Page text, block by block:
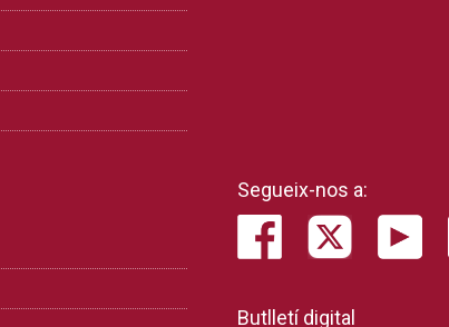
Segueix-nos a:
Butlletí digital